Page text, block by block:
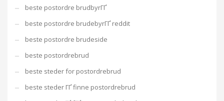
beste postordre brudbyrГҐ
beste postordre brudebyrГҐ reddit
beste postordre brudeside
beste postordrebrud
beste steder for postordrebrud
beste steder ГҐ finne postordrebrud